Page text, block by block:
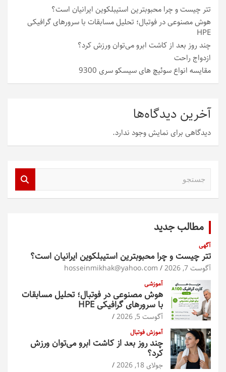
تتر چیست و چرا محبوبترین استیبلکوین ایرانیان است؟
هوش مصنوعی در فوتبال؛ تحلیل مسابقات با سرورهای گرافیکی
HPE
چند روز بعد از کاشت ابرو می‌توان ورزش کرد؟
ازدواج راحت
مقایسه انواع سوئیچ های سیسکو سری 9300
آخرین دیدگاه‌ها
دیدگاهی برای نمایش وجود ندارد.
مطالب جدید
آگهی
تتر چیست و چرا محبوبترین استیبلکوین ایرانیان است؟
آگوست 7, 2026 hosseinmikhak@yahoo.com
آموزشی
هوش مصنوعی در فوتبال؛ تحلیل مسابقات
با سرورهای گرافیکی HPE
آگوست 5, 2026
آموزش فوتبال
چند روز بعد از کاشت ابرو می‌توان ورزش
کرد؟
جولای 18, 2026